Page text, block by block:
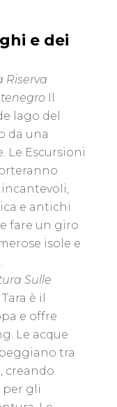
e dei
Riserva
Il
lago del
da una
Le Escursioni
e antichi
fare un giro
isole e
Sulle
è il
e offre
Le acque
tra
creando
per gli